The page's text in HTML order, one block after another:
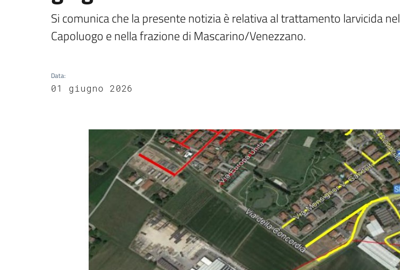
Si comunica che la presente notizia è relativa al trattamento larvicida nel
Capoluogo e nella frazione di Mascarino/Venezzano.
Data:
01 giugno 2026